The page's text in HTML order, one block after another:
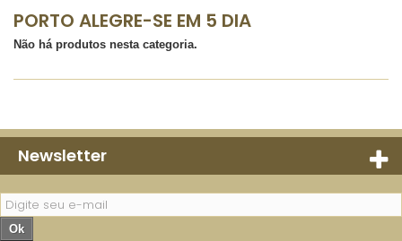
PORTO ALEGRE-SE EM 5 DIA
Não há produtos nesta categoria.
Newsletter
Ok